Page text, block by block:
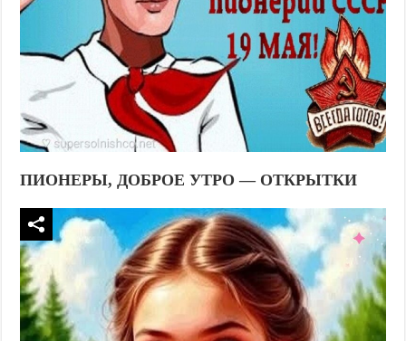
ПИОНЕРЫ, ДОБРОЕ УТРО — ОТКРЫТКИ